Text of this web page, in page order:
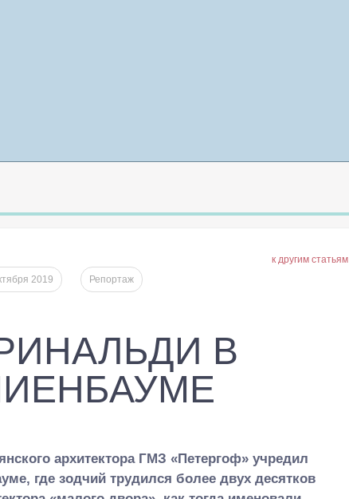
к другим статьям
2019
Репортаж
В
архитектора ГМЗ «Петергоф» учредил
где зодчий трудился более двух десятков